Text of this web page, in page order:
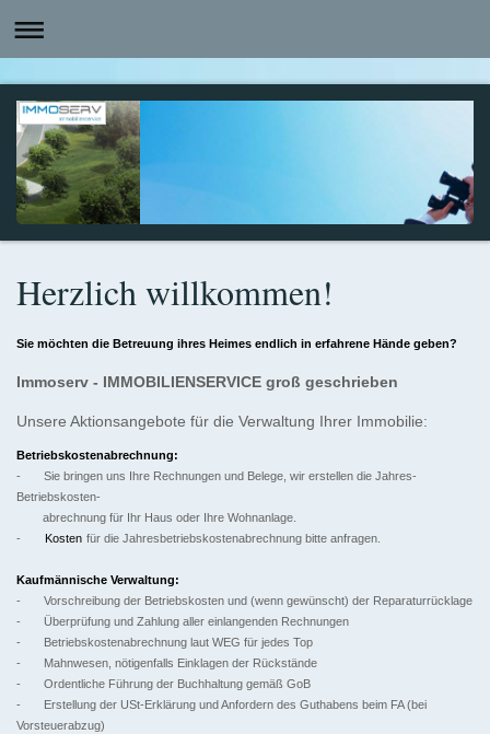
Herzlich willkommen!
Sie möchten die Betreuung ihres Heimes endlich in erfahrene Hände geben?
Immoserv - IMMOBILIENSERVICE groß geschrieben
Unsere Aktionsangebote für die Verwaltung Ihrer Immobilie:
Betriebskostenabrechnung:
- Sie bringen uns Ihre Rechnungen und Belege, wir erstellen die Jahres-
Betriebskosten-
abrechnung für Ihr Haus oder Ihre Wohnanlage.
-
Kosten für die Jahresbetriebskostenabrechnung bitte anfragen.
Kaufmännische Verwaltung:
- Vorschreibung der Betriebskosten und (wenn gewünscht) der Reparaturrücklage
- Überprüfung und Zahlung aller einlangenden Rechnungen
- Betriebskostenabrechnung laut WEG für jedes Top
- Mahnwesen, nötigenfalls Einklagen der Rückstände
- Ordentliche Führung der Buchhaltung gemäß GoB
- Erstellung der USt-Erklärung und Anfordern des Guthabens beim FA (bei
Vorsteuerabzug)